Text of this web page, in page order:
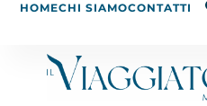
HOMECHI SIAMOCONTATTI